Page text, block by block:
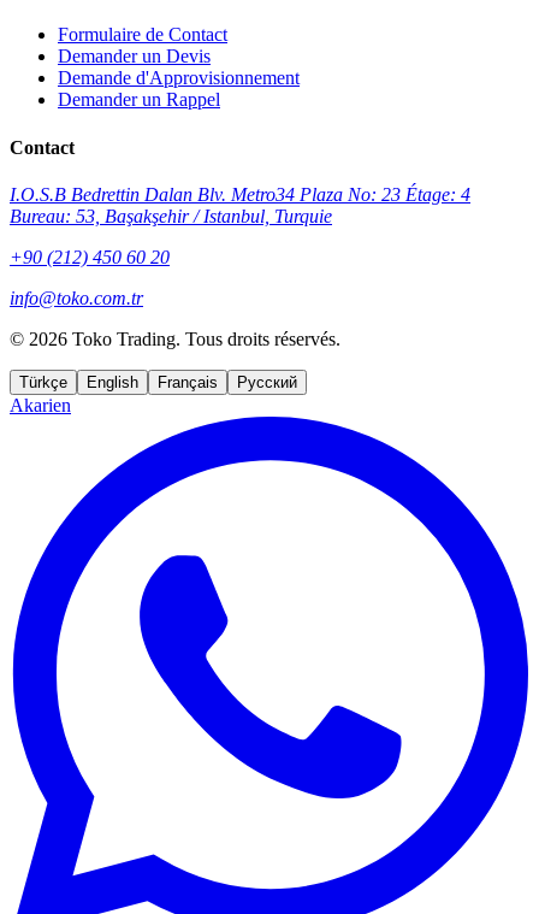
Formulaire de Contact
Demander un Devis
Demande d'Approvisionnement
Demander un Rappel
Contact
I.O.S.B Bedrettin Dalan Blv. Metro34 Plaza No: 23 Étage: 4
Bureau: 53, Başakşehir / Istanbul, Turquie
+90 (212) 450 60 20
info@toko.com.tr
© 2026 Toko Trading. Tous droits réservés.
Türkçe English Français Русский
Akarien